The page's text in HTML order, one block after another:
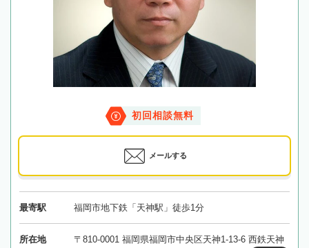
初回相談無料
メールする
最寄駅 福岡市地下鉄「天神駅」徒歩1分
所在地
〒810-0001 福岡県福岡市中央区天神1-13-6 西鉄天神